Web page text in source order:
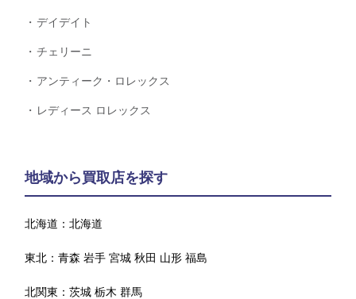
デイデイト
チェリーニ
アンティーク・ロレックス
レディース ロレックス
地域から買取店を探す
北海道：北海道
東北：青森 岩手 宮城 秋田 山形 福島
北関東：茨城 栃木 群馬